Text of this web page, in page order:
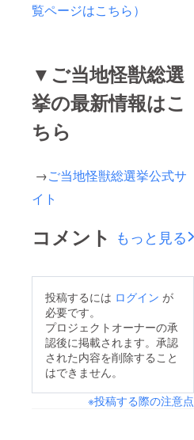
覧ページはこちら）
▼ご当地怪獣総選
挙の最新情報はこ
ちら
→ご当地怪獣総選挙公式サ
イト
コメント もっと見る
投稿するには ログイン が
必要です。
プロジェクトオーナーの承
認後に掲載されます。承認
された内容を削除すること
はできません。
※投稿する際の注意点